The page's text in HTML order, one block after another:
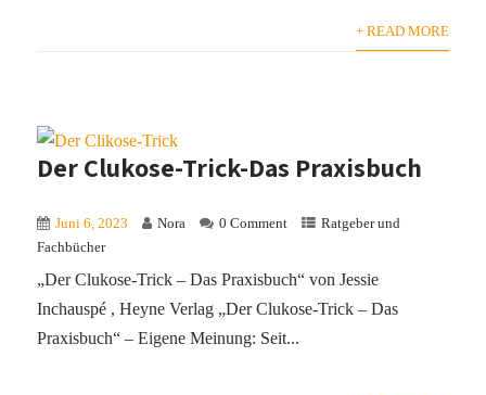
+ READ MORE
Der Clukose-Trick-Das Praxisbuch
Juni 6, 2023 Nora 0 Comment
Ratgeber und
Fachbücher
„Der Clukose-Trick – Das Praxisbuch“ von Jessie
Inchauspé , Heyne Verlag „Der Clukose-Trick – Das
Praxisbuch“ – Eigene Meinung: Seit...